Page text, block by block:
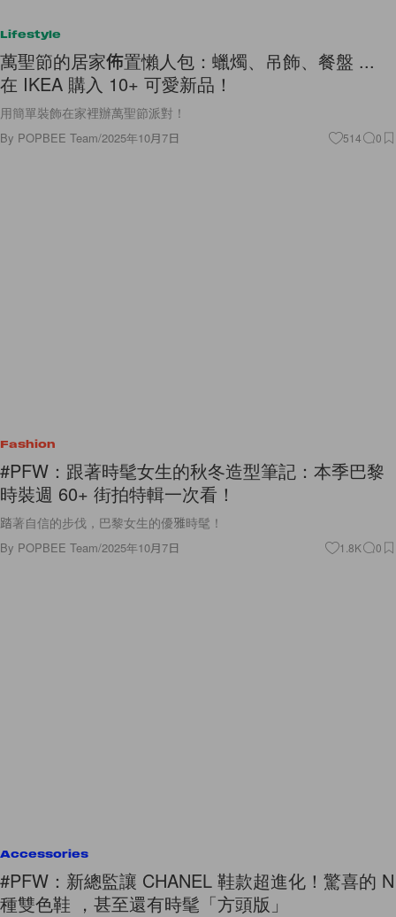
Lifestyle
萬聖節的居家佈置懶人包：蠟燭、吊飾、餐盤 ...
在 IKEA 購入 10+ 可愛新品！
用簡單裝飾在家裡辦萬聖節派對！
By POPBEE Team/2025年10月7日 514 0
Fashion
#PFW：跟著時髦女生的秋冬造型筆記：本季巴黎
時裝週 60+ 街拍特輯一次看！
踏著自信的步伐，巴黎女生的優雅時髦！
By POPBEE Team/2025年10月7日 1.8K 0
Accessories
#PFW：新總監讓 CHANEL 鞋款超進化！驚喜的 N
種雙色鞋 ，甚至還有時髦「方頭版」